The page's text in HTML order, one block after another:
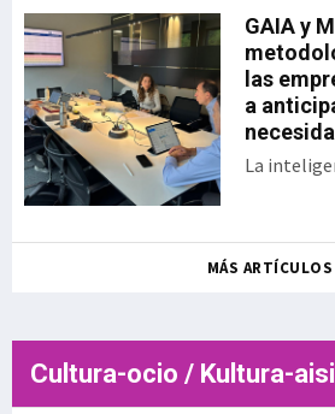
Euskal
(EHU)
las 1.243
como la
GAIA y
las
a
La
relevo
creciente
de talento
empresas, así como las
sociedades públicas
participantes en una
iniciativa que en la actual
edición se ha enfocado a
aplicaciones en ámbitos
como la energía, la
inteligencia a
MÁS ARTÍCULOS
Cultura-ocio / Kultura-